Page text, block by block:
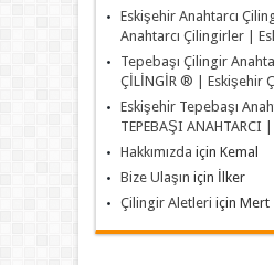
Eskişehir Anahtarcı
Anahtarcı Çilingirler |
Tepebaşı Çilingir
ÇİLİNGİR ® | Eskişehir
Eskişehir Tepebaşı
TEPEBAŞI ANAHTARCI
Hakkımızda için Kemal
Bize Ulaşın için
İlker
Çilingir Aletleri için Mert